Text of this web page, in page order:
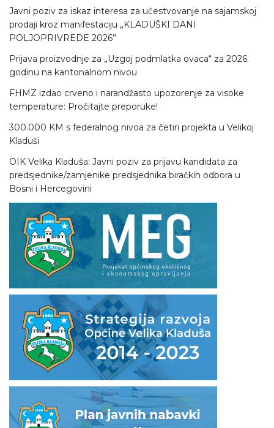
Javni poziv za iskaz interesa za učestvovanje na sajamskoj
prodaji kroz manifestaciju „KLADUŠKI DANI
POLJOPRIVREDE 2026”
Prijava proizvodnje za „Uzgoj podmlatka ovaca“ za 2026.
godinu na kantonalnom nivou
FHMZ izdao crveno i narandžasto upozorenje za visoke
temperature: Pročitajte preporuke!
300.000 KM s federalnog nivoa za četiri projekta u Velikoj
Kladuši
OIK Velika Kladuša: Javni poziv za prijavu kandidata za
predsjednike/zamjenike predsjednika biračkih odbora u
Bosni i Hercegovini